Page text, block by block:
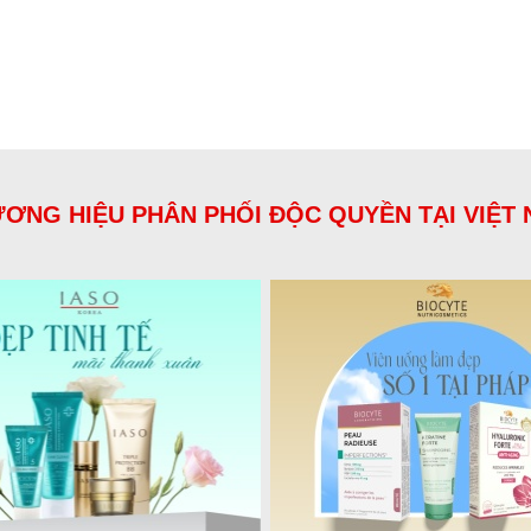
HIỆU PHÂN PHỐI ĐỘC QUYỀN TẠI VIỆT